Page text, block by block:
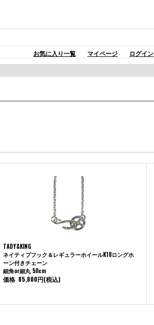
お気に入り一覧
マイページ ログイン
TADY&KING
ネイティブフック＆レギュラーホイールK18ロングホ
ーン付きチェーン
細角or細丸 50cm
価格 85,800円(税込)